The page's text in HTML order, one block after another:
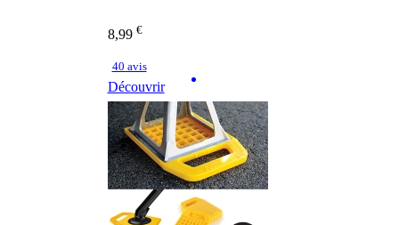
8,99 €
40 avis
Découvrir